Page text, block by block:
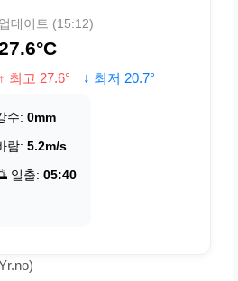
업데이트 (15:12)
↑ 최고 27.6° ↓ 최저 20.7°
수: 0mm
람: 5.2m/s
일출: 05:40